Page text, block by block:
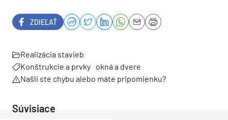
ZDIEĽAŤ
Realizácia stavieb
Konštrukcie a prvky okná a dvere
Našli ste chybu alebo máte pripomienku?
Súvisiace